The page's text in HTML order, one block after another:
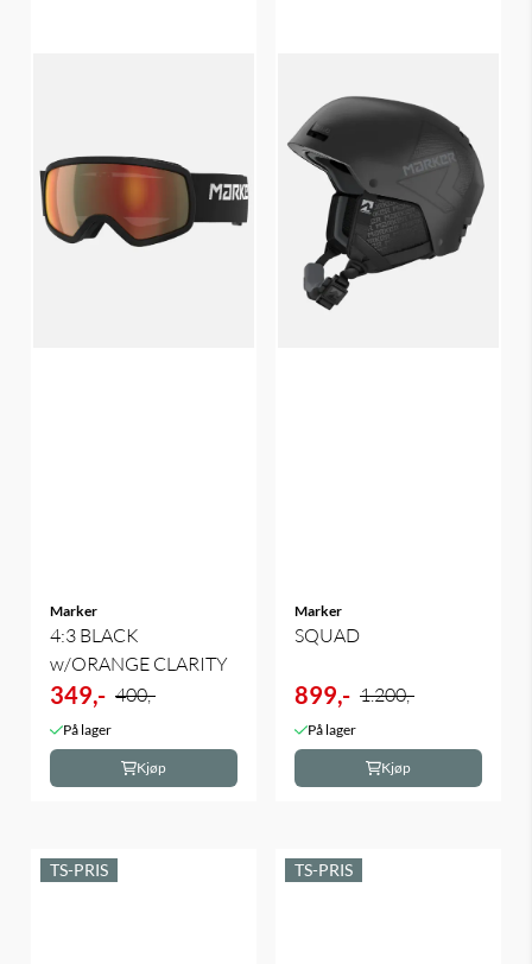
Marker
4:3 BLACK
w/ORANGE CLARITY
349,- 400,-
På lager
Kjøp
Marker
SQUAD
899,- 1.200,-
På lager
Kjøp